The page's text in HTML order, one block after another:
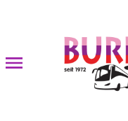
Fehler 500
Es ist ein